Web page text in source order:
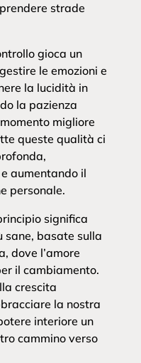
strade
gioca un
le emozioni e
la lucidità in
la pazienza
migliore
queste qualità ci
aumentando il
personale.
significa
sane, basate sulla
dove l’amore
il cambiamento.
crescita
la nostra
interiore un
cammino verso